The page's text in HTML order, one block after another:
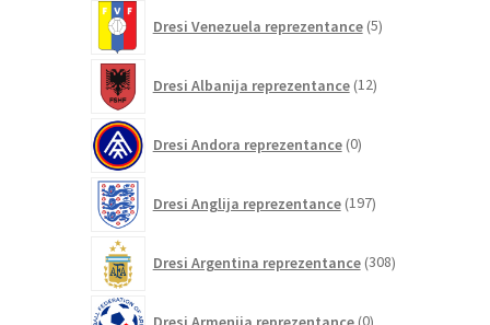
Dresi Venezuela reprezentance 5izdelkov
Dresi Albanija reprezentance 12izdelkov
Dresi Andora reprezentance 0izdelkov
Dresi Anglija reprezentance 197izdelkov
Dresi Argentina reprezentance 308izdelkov